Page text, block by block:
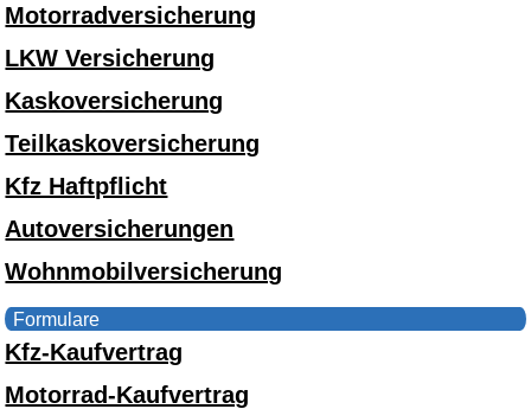
Motorradversicherung
LKW Versicherung
Kaskoversicherung
Teilkaskoversicherung
Kfz Haftpflicht
Autoversicherungen
Wohnmobilversicherung
Formulare
Kfz-Kaufvertrag
Motorrad-Kaufvertrag